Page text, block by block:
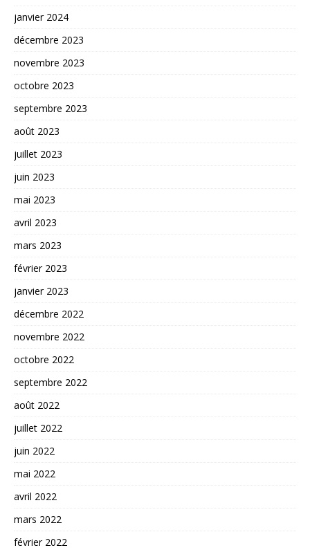
janvier 2024
décembre 2023
novembre 2023
octobre 2023
septembre 2023
août 2023
juillet 2023
juin 2023
mai 2023
avril 2023
mars 2023
février 2023
janvier 2023
décembre 2022
novembre 2022
octobre 2022
septembre 2022
août 2022
juillet 2022
juin 2022
mai 2022
avril 2022
mars 2022
février 2022